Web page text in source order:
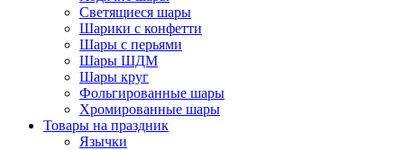
Светящиеся шары
Шарики с конфетти
Шары с перьями
Шары ШДМ
Шары круг
Фольгированные шары
Хромированные шары
Товары на праздник
Язычки